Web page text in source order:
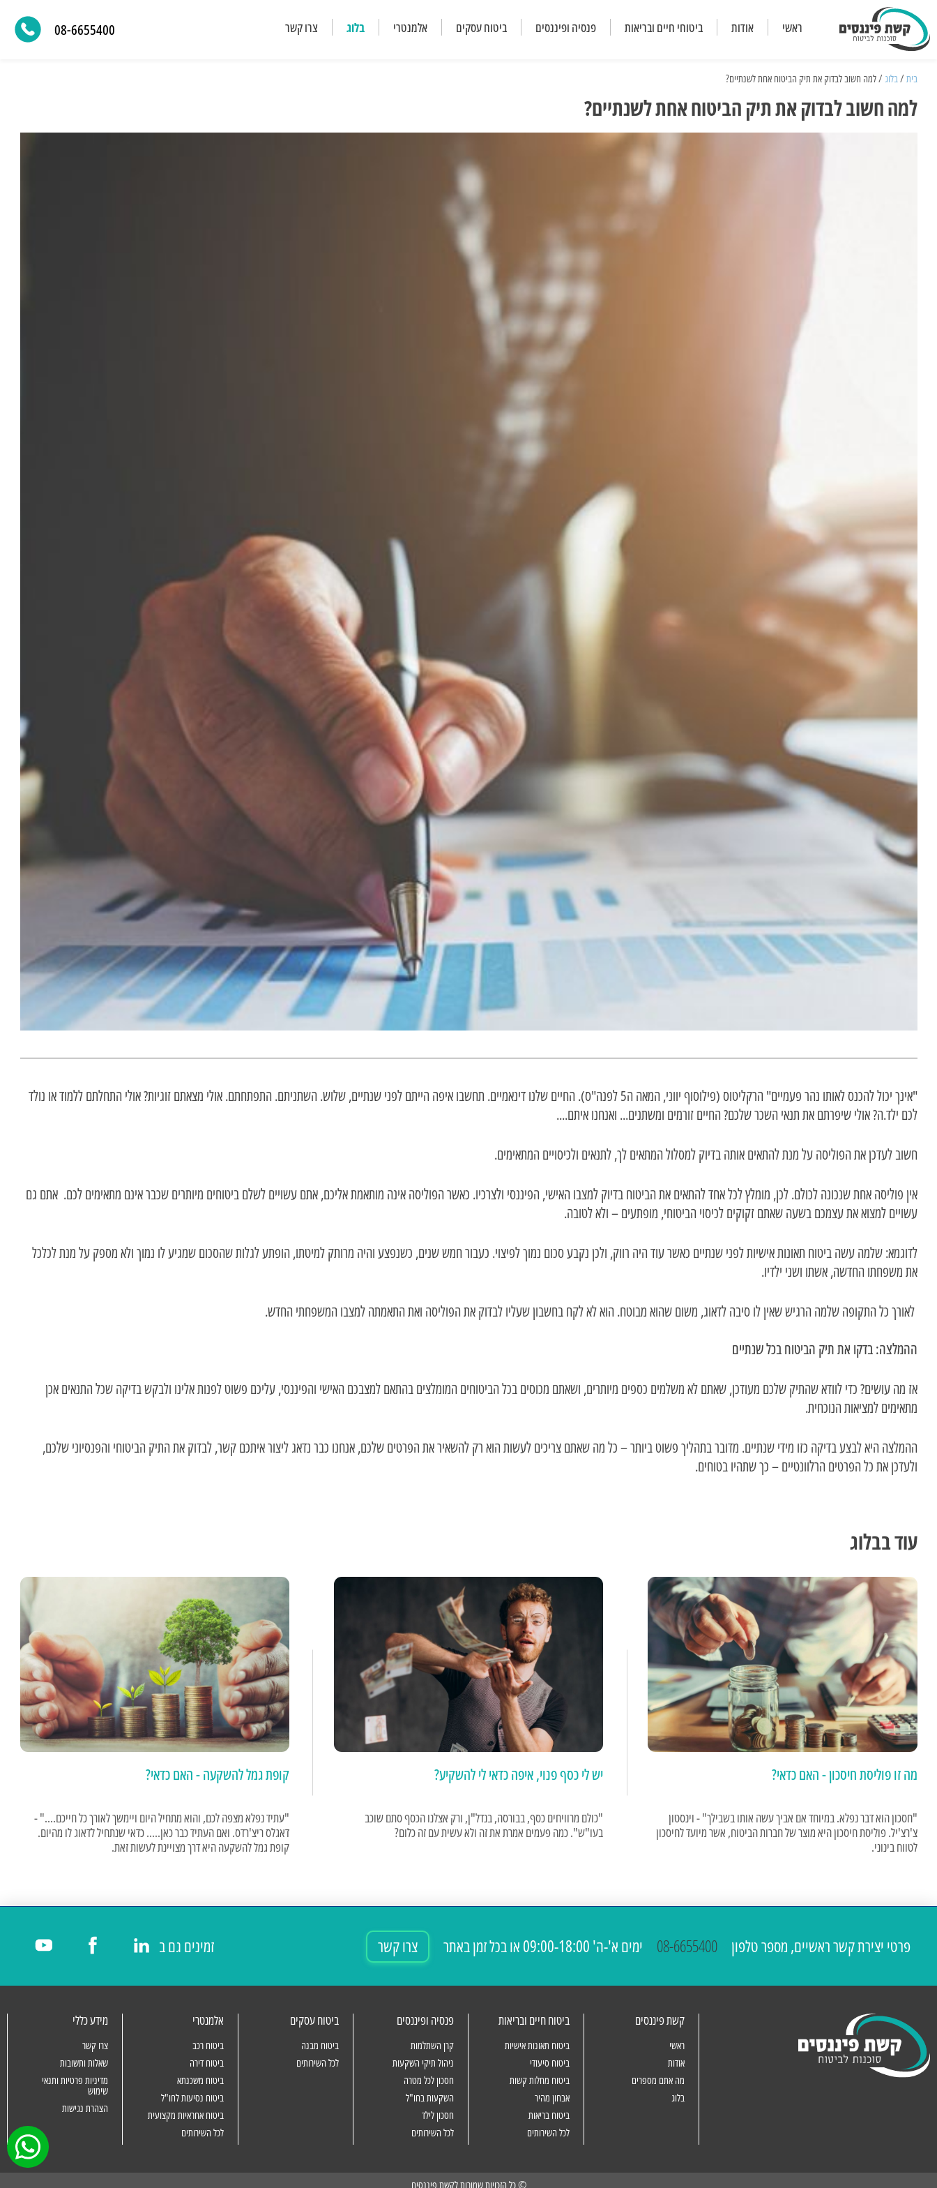
ראשי אודות ביטוחי חיים ובריאות פנסיה ופיננסים ביטוח עסקים אלמנטרי בלוג צרו קשר 08-6655400
בית / בלוג / למה חשוב לבדוק את תיק הביטוח אחת לשנתיים?
למה חשוב לבדוק את תיק הביטוח אחת לשנתיים?
"אינך יכול להכנס לאותו נהר פעמיים" הרקליטוס (פילוסוף יווני, המאה ה5 לפנה"ס). החיים שלנו דינאמיים. תחשבו איפה הייתם לפני שנתיים, שלוש. השתניתם. התפתחתם. אולי מצאתם זוגיות? אולי התחלתם ללמוד או נולד
לכם ילד.ה? אולי שיפרתם את תנאי השכר שלכם? החיים זורמים ומשתנים... ואנחנו איתם....
חשוב לעדכן את הפוליסה על מנת להתאים אותה בדיוק למסלול המתאים לך, לתנאים ולכיסויים המתאימים.
אין פוליסה אחת שנכונה לכולם. לכן, מומלץ לכל אחד להתאים את הביטוח בדיוק למצבו האישי, הפיננסי ולצרכיו. כאשר הפוליסה אינה מותאמת אליכם, אתם עשויים לשלם ביטוחים מיותרים שכבר אינם מתאימים לכם. אתם גם
עשויים למצוא את עצמכם בשעה שאתם זקוקים לכיסוי הביטוחי, מופתעים – ולא לטובה.
לדוגמא: שלמה עשה ביטוח תאונות אישיות לפני שנתיים כאשר עוד היה רווק, ולכן נקבע סכום נמוך לפיצוי. כעבור חמש שנים, כשנפצע והיה מרותק למיטתו, הופתע לגלות שהסכום שמגיע לו נמוך ולא מספק על מנת לכלכל
את משפחתו החדשה, אשתו ושני ילדיו.
לאורך כל התקופה שלמה הרגיש שאין לו סיבה לדאוג, משום שהוא מבוטח. הוא לא לקח בחשבון שעליו לבדוק את הפוליסה ואת התאמתה למצבו המשפחתי החדש.
ההמלצה: בדקו את תיק הביטוח בכל שנתיים
אז מה עושים? כדי לוודא שהתיק שלכם מעודכן, שאתם לא משלמים כספים מיותרים, ושאתם מכוסים בכל הביטוחים המומלצים בהתאם למצבכם האישי והפיננסי, עליכם פשוט לפנות אלינו ולבקש בדיקה שכל התנאים אכן
מתאימים למציאות הנוכחית.
ההמלצה היא לבצע בדיקה כזו מידי שנתיים. מדובר בתהליך פשוט ביותר – כל מה שאתם צריכים לעשות הוא רק להשאיר את הפרטים שלכם, אנחנו כבר נדאג ליצור איתכם קשר, לבדוק את התיק הביטוחי והפנסיוני שלכם,
ולעדכן את כל הפרטים הרלוונטיים – כך שתהיו בטוחים.
עוד בבלוג
מה זו פוליסת חיסכון - האם כדאי?
"חסכון הוא דבר נפלא. במיוחד אם אביך עשה אותו בשבילך" - וינסטון
צ'רצ'יל. פוליסת חיסכון היא מוצר של חברות הביטוח, אשר מיועד לחיסכון
לטווח בינוני.
יש לי כסף פנוי, איפה כדאי לי להשקיע?
"כולם מרוויחים כסף, בבורסה, בנדל"ן, ורק אצלנו הכסף סתם שוכב
בעו"ש". כמה פעמים אמרת את זה ולא עשית עם זה כלום?
קופת גמל להשקעה - האם כדאי?
"עתיד נפלא מצפה לכם, והוא מתחיל היום ויימשך לאורך כל חייכם...." -
דאגלס ריצ'רדס. ואם העתיד כבר כאן..... כדאי שנתחיל לדאוג לו מהיום.
קופת גמל להשקעה היא דרך מצויינת לעשות זאת.
פרטי יצירת קשר ראשיים, מספר טלפון 08-6655400 ימים א'-ה' 09:00-18:00 או בכל זמן באתר צרו קשר זמינים גם ב
קשת פיננסים
ראשי
אודות
מה אתם מספרים
בלוג
ביטוח חיים ובריאות
ביטוח תאונות אישיות
ביטוח סיעודי
ביטוח מחלות קשות
אבחון מהיר
ביטוח בריאות
לכל השירותים
פנסיה ופיננסים
קרן השתלמות
ניהול תיקי השקעות
חסכון לכל מטרה
השקעות בחו"ל
חסכון לילד
לכל השירותים
ביטוח עסקים
ביטוח מבנה
לכל השירותים
אלמנטרי
ביטוח רכב
ביטוח דירה
ביטוח משכנתא
ביטוח נסיעות לחו"ל
ביטוח אחראיות מקצועית
לכל השירותים
מידע כללי
צרו קשר
שאלות ותשובות
מדיניות פרטיות ותנאי
שימוש
הצהרת נגישות
© כל הזכויות שמורות לקשת פיננסים